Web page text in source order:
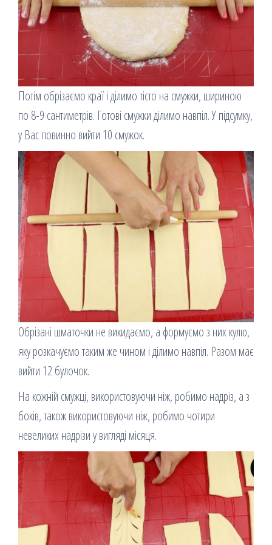
Потім обрізаємо краї і ділимо тісто на смужки, шириною
по 8-9 сантиметрів. Готові смужки ділимо навпіл. У підсумку,
у Вас повинно вийти 10 смужок.
Обрізані шматочки не викидаємо, а формуємо з них кулю,
яку розкачуємо таким же чином і ділимо навпіл. Разом має
вийти 12 булочок.
На кожній смужці, використовуючи ніж, робимо надріз, а з
боків, також використовуючи ніж, робимо чотири
невеликих надрізи у вигляді місяця.